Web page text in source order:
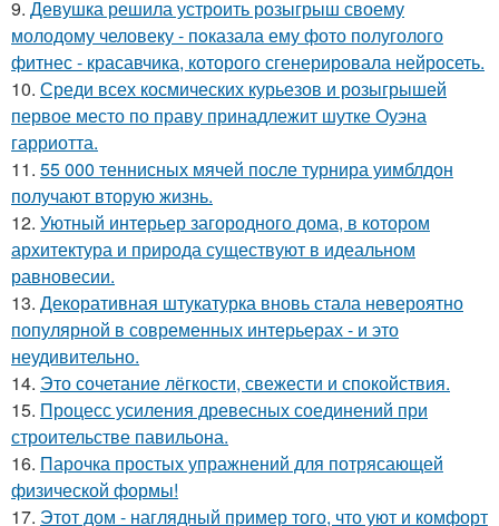
9. Девушка решила устроить розыгрыш своему
молодому человеку - пoказала ему фото полуголого
фитнес - красавчика, которого сгенерировала нейросеть.
10. Среди всех космических курьезов и розыгрышей
первое место по праву принадлежит шутке Оуэна
гарриотта.
11. 55 000 теннисных мячей после турнира уимблдон
получают вторую жизнь.
12. Уютный интерьер загородного дома, в котором
архитектура и природа существуют в идеальном
равновесии.
13. Декоративная штукатурка вновь стала невероятно
популярной в современных интерьерах - и это
неудивительно.
14. Это сочетание лёгкости, свежести и спокойствия.
15. Процесс усиления древесных соединений при
строительстве павильона.
16. Парочка простых упражнений для потрясающей
физической формы!
17. Этот дом - наглядный пример того, что уют и комфорт